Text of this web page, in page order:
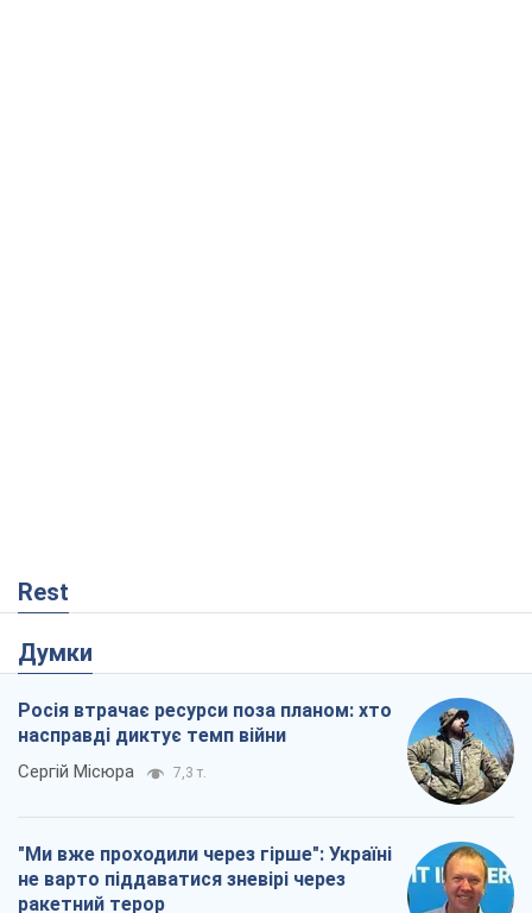
Rest
Думки
Росія втрачає ресурси поза планом: хто
насправді диктує темп війни
Сергій Місюра 7,3 т.
"Ми вже проходили через гірше": Україні
не варто піддаватися зневірі через
ракетний терор